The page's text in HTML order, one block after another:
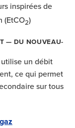
inspirées de
(EtCO2)
— DU NOUVEAU-
un débit
ce qui permet
sur tous